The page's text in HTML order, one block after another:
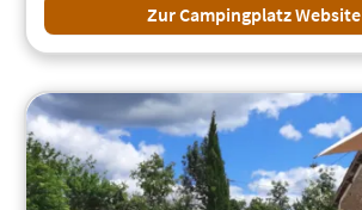
Zur Campingplatz Website